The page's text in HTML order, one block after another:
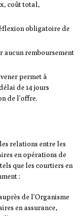
coût total,
obligatoire de
aucun remboursement
permet à
de 14 jours
de l’offre.
relations entre les
en opérations de
que les courtiers en
:
de l’Organisme
en assurance,